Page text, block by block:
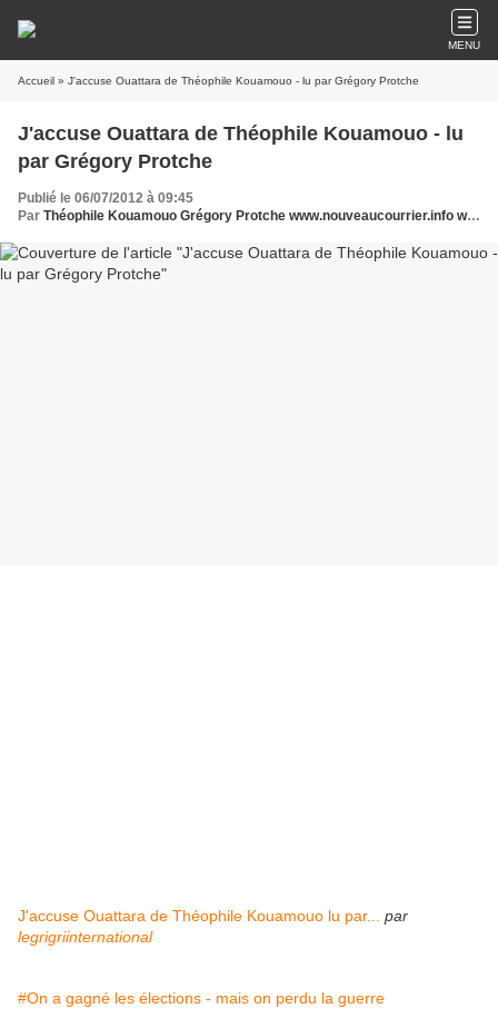
MENU
Accueil » J'accuse Ouattara de Théophile Kouamouo - lu par Grégory Protche
J'accuse Ouattara de Théophile Kouamouo - lu
par Grégory Protche
Publié le 06/07/2012 à 09:45
Par Théophile Kouamouo Grégory Protche www.nouveaucourrier.info www.legrigriinternational.com
J'accuse Ouattara de Théophile Kouamouo lu par...
par
legrigriinternational
#On a gagné les élections - mais on perdu la guerre